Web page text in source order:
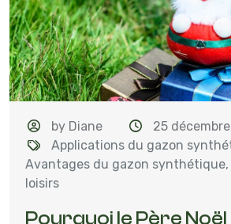
by Diane
25
Applications du gazon
Avantages du gazon synthétique,
loisirs
Pourquoi le Père Noël